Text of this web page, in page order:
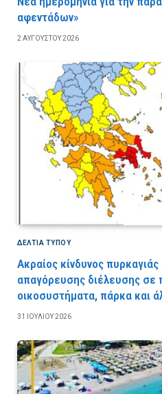
αφεντάδων»
2 ΑΥΓΟΎΣΤΟΥ 2026
ΔΕΛΤΙΑ ΤΥΠΟΥ
Ακραίος κίνδυνος
απαγόρευσης διέλευσης σε
οικοσυστήματα, πάρκα και
31 ΙΟΥΛΊΟΥ 2026